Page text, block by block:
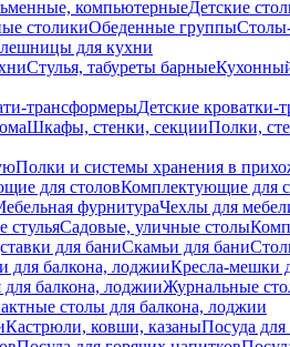
компьютерныеДетские
столикиОбеденные группы
для кухни
Стулья, табуреты барные
трансформерыДетские кроватки-
Шкафы, стенки, секцииПолки,
Полки и системы хранения в
для столовКомплектующие для
фурнитураЧехлы для
стульяСадовые, уличные столы
для баниСкамьи для бани
для балкона, лоджииКресла-мешки
балкона, лоджииЖурнальные
столы для балкона, лоджии
Кастрюли, ковши, казаныПосуда